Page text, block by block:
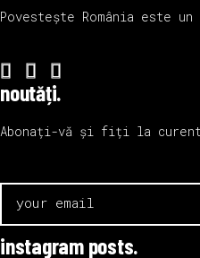
Povestește România este
noutăți.
Abonați-vă și fiți la curent
instagram posts.